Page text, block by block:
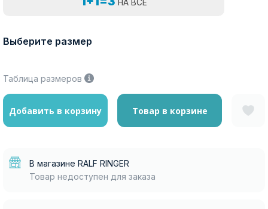
НА ВСЁ
Выберите размер
Таблица размеров
Добавить в корзину Товар в корзине
В магазине RALF RINGER
Товар недоступен для заказа